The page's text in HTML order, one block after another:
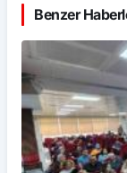
Benzer